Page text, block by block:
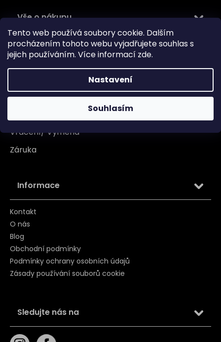
Tento web používá soubory cookie. Dalším
procházením tohoto webu vyjadřujete souhlas s
jejich používáním. Více informací zde.
Nastavení
Souhlasím
Vše o nákupu
Doprava
Garance originality
Reklamace
Vrácení/ Výměna
Záruka
Informace
Kontakt
O nás
Blog
Obchodní podmínky
Podmínky ochrany osobních údajů
Zásady používání souborů cookie
Sledujte nás na